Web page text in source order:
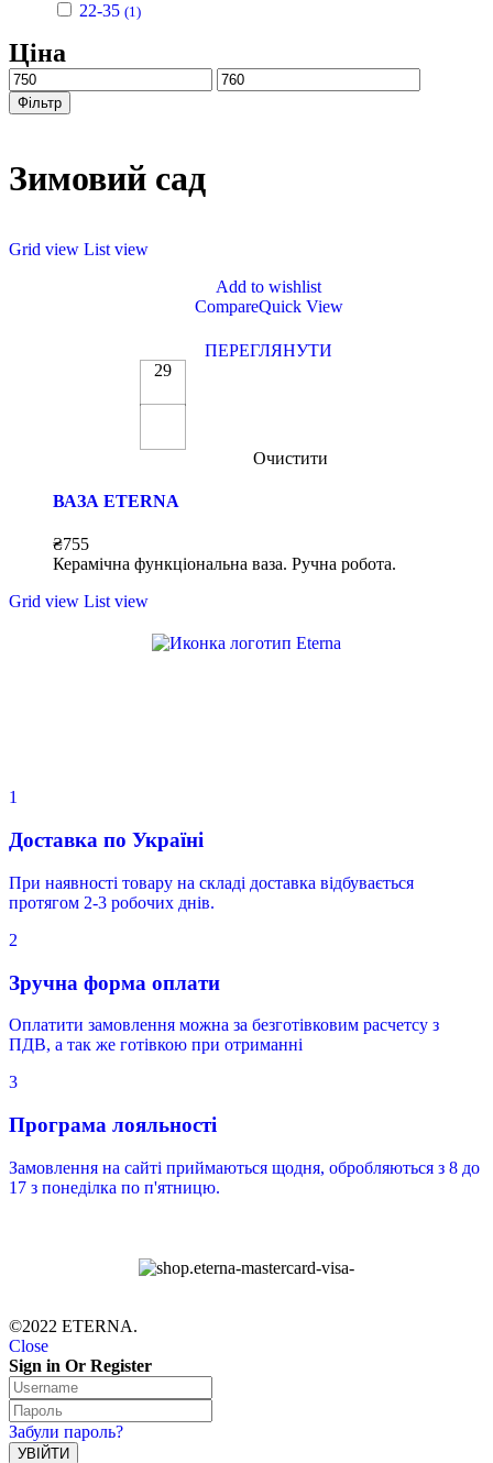
22-35 (1)
Ціна
Фільтр
Зимовий сад
Grid view List view
Add to wishlist
CompareQuick View
ПЕРЕГЛЯНУТИ
29
Очистити
ВАЗА ETERNA
₴755
Керамічна функціональна ваза. Ручна робота.
Grid view List view
1
Доставка по Україні
При наявності товару на складі доставка відбувається
протягом 2-3 робочих днів.
2
Зручна форма оплати
Оплатити замовлення можна за безготівковим расчетсу з
ПДВ, а так же готівкою при отриманні
3
Програма лояльності
Замовлення на сайті приймаються щодня, обробляються з 8 до
17 з понеділка по п'ятницю.
©2022 ETERNA.
Close
Sign in Or Register
Забули пароль?